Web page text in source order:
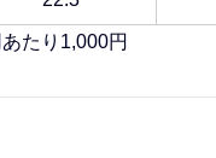
たり1,000円